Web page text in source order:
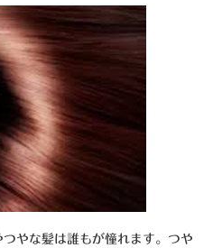
やな髪は誰もが憧れます。つや